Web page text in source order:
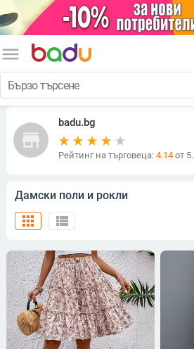
menu
store
badu.bg
Рейтинг на търговеца: 4.14от 5.
Дамски поли и рокли
view_list
apps